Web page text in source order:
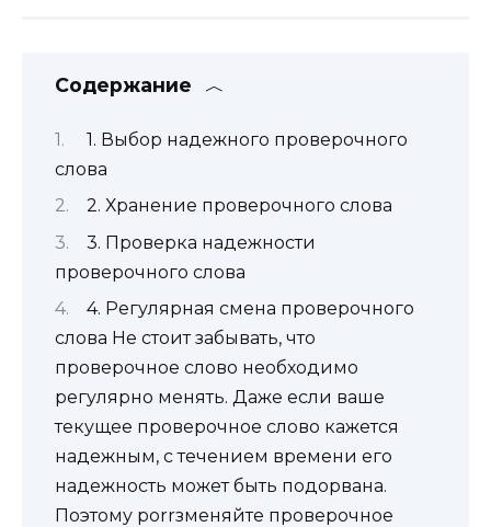
Содержание
1. Выбор надежного проверочного
слова
2. Хранение проверочного слова
3. Проверка надежности
проверочного слова
4. Регулярная смена проверочного
слова Не стоит забывать, что
проверочное слово необходимо
регулярно менять. Даже если ваше
текущее проверочное слово кажется
надежным, с течением времени его
надежность может быть подорвана.
Поэтому рorrзменяйте проверочное